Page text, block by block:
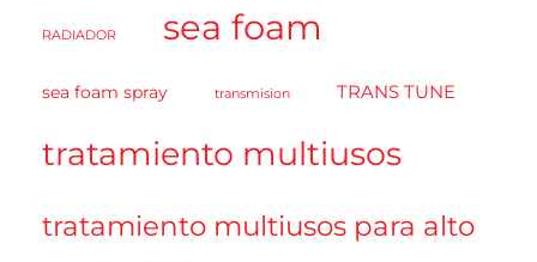
RADIADOR sea foam
sea foam spray transmision TRANS TUNE
tratamiento multiusos
tratamiento multiusos para alto